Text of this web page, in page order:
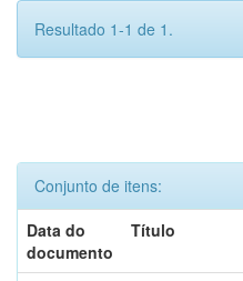
Resultado 1-1 de 1.
Conjunto de itens:
Data do
documento
Título